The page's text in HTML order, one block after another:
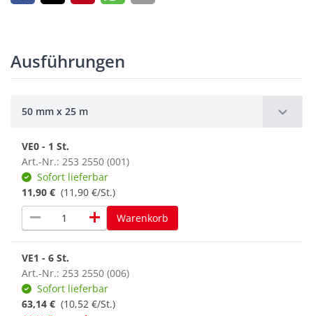
Ausführungen
50 mm x 25 m
VE0 - 1 St.
Art.-Nr.: 253 2550 (001)
Sofort lieferbar
11,90 € (11,90 €/St.)
remove add Warenkorb
VE1 - 6 St.
Art.-Nr.: 253 2550 (006)
Sofort lieferbar
63,14 € (10,52 €/St.)